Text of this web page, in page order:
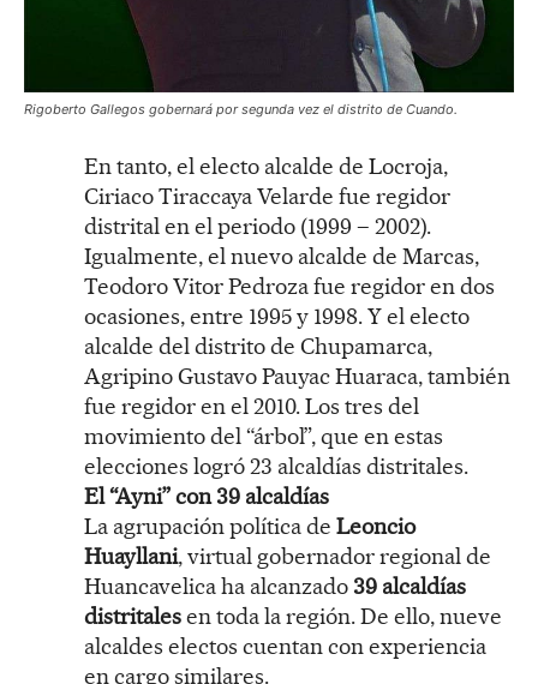
Rigoberto Gallegos gobernará por segunda vez el distrito de Cuando.
En tanto, el electo alcalde de Locroja,
Ciriaco Tiraccaya Velarde fue regidor
distrital en el periodo (1999 – 2002).
Igualmente, el nuevo alcalde de Marcas,
Teodoro Vitor Pedroza fue regidor en dos
ocasiones, entre 1995 y 1998. Y el electo
alcalde del distrito de Chupamarca,
Agripino Gustavo Pauyac Huaraca, también
fue regidor en el 2010. Los tres del
movimiento del “árbol”, que en estas
elecciones logró 23 alcaldías distritales.
El “Ayni” con 39 alcaldías
La agrupación política de Leoncio
Huayllani, virtual gobernador regional de
Huancavelica ha alcanzado 39 alcaldías
distritalesen toda la región. De ello, nueve
alcaldes electos cuentan con experiencia
en cargo similares.